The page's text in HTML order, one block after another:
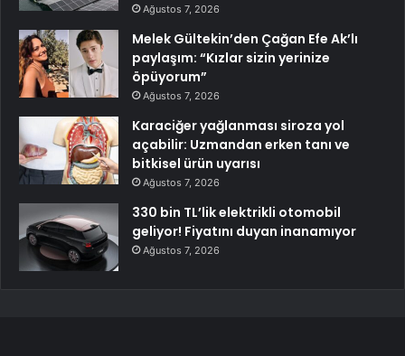
Ağustos 7, 2026
Melek Gültekin’den Çağan Efe Ak’lı
paylaşım: “Kızlar sizin yerinize
öpüyorum”
Ağustos 7, 2026
Karaciğer yağlanması siroza yol
açabilir: Uzmandan erken tanı ve
bitkisel ürün uyarısı
Ağustos 7, 2026
330 bin TL’lik elektrikli otomobil
geliyor! Fiyatını duyan inanamıyor
Ağustos 7, 2026